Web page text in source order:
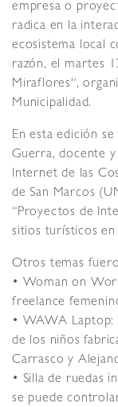
empresa o
radica en la
ecosistema local
razón, el martes
Miraflores“,
Municipalidad.
En esta edición
Guerra, docente
Internet de las
de San Marcos
“Proyectos de
sitios turísticos en
Otros temas
• Woman on
freelance
• WAWA Laptop:
de los niños
Carrasco y
• Silla de ruedas
se puede